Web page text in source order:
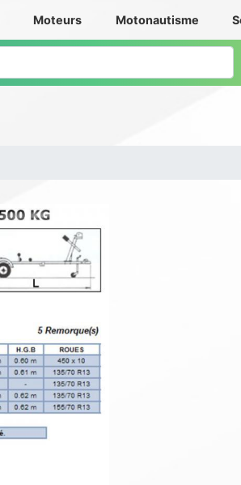
Moteurs Motonautisme